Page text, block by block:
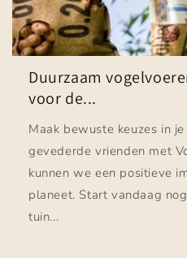
Duurzaam
voor de...
Maak bewuste keuzes in
gevederde vrienden met
kunnen we een positieve
planeet. Start vandaag
tuin...